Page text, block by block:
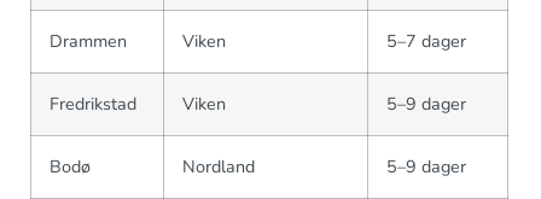
Drammen Viken 5–7 dager
Fredrikstad Viken 5–9 dager
Bodø Nordland 5–9 dager